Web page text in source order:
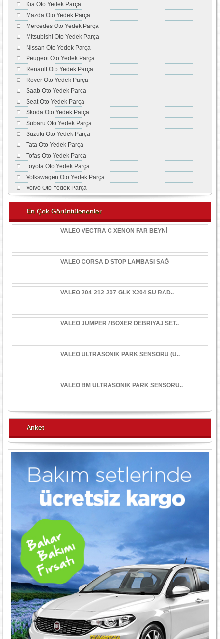
Kia Oto Yedek Parça
Mazda Oto Yedek Parça
Mercedes Oto Yedek Parça
Mitsubishi Oto Yedek Parça
Nissan Oto Yedek Parça
Peugeot Oto Yedek Parça
Renault Oto Yedek Parça
Rover Oto Yedek Parça
Saab Oto Yedek Parça
Seat Oto Yedek Parça
Skoda Oto Yedek Parça
Subaru Oto Yedek Parça
Suzuki Oto Yedek Parça
Tata Oto Yedek Parça
Tofaş Oto Yedek Parça
Toyota Oto Yedek Parça
Volkswagen Oto Yedek Parça
Volvo Oto Yedek Parça
En Çok Görüntülenenler
VALEO VECTRA C XENON FAR BEYNİ
VALEO CORSA D STOP LAMBASI SAĞ
VALEO 204-212-207-GLK X204 SU RAD..
VALEO JUMPER / BOXER DEBRİYAJ SET..
VALEO ULTRASONİK PARK SENSÖRÜ (U..
VALEO BM ULTRASONİK PARK SENSÖRÜ..
Anket